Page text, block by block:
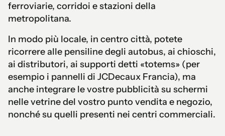
ferroviarie, corridoi e stazioni della
metropolitana.
In modo più locale, in centro città, potete
ricorrere alle pensiline degli autobus, ai chioschi,
ai distributori, ai supporti detti «totems» (per
esempio i pannelli di JCDecaux Francia), ma
anche integrare le vostre pubblicità su schermi
nelle vetrine del vostro punto vendita e negozio,
nonché su quelli presenti nei centri commerciali.